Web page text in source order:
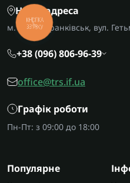
Наша адреса
м. Івано-Франківськ, вул.
+38 (096) 806-96-39
office@trs.if.ua
Графік роботи
Пн-Пт: з 09:00 до 18:00
Популярне
КНОПКА
ЗВ'ЯЗКУ